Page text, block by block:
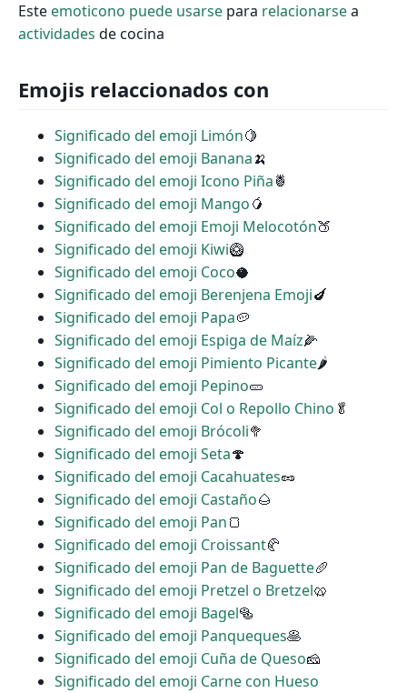
Este emoticono puede usarse para relacionarsea
actividades de cocina
Emojis relaccionados con
Significado del emoji Limón🍋
Significado del emoji Banana🍌
Significado del emoji Icono Piña🍍
Significado del emoji Mango🥭
Significado del emoji Emoji Melocotón🍑
Significado del emoji Kiwi🥝
Significado del emoji Coco🥥
Significado del emoji Berenjena Emoji🍆
Significado del emoji Papa🥔
Significado del emoji Espiga de Maíz🌽
Significado del emoji Pimiento Picante🌶
Significado del emoji Pepino🥒
Significado del emoji Col o Repollo Chino 🥬
Significado del emoji Brócoli🥦
Significado del emoji Seta🍄
Significado del emoji Cacahuates🥜
Significado del emoji Castaño🌰
Significado del emoji Pan🍞
Significado del emoji Croissant🥐
Significado del emoji Pan de Baguette🥖
Significado del emoji Pretzel o Bretzel🥨
Significado del emoji Bagel🥯
Significado del emoji Panqueques🥞
Significado del emoji Cuña de Queso🧀
Significado del emoji Carne con Hueso